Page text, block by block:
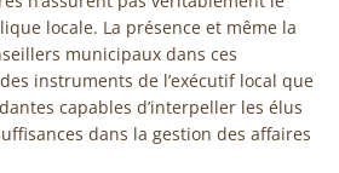
locale. La présence et même la
municipaux dans ces
instruments de l’exécutif local que
capables d’interpeller les élus
dans la gestion des affaires